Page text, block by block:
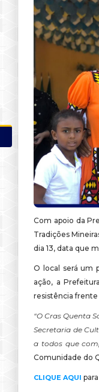
Com apoio da
Tradições
dia 13, data que
O local será um
ação, a
resistência frente
“O Cras Quenta
Secretaria de
a todos que
Comunidade do
CLIQUE AQUI